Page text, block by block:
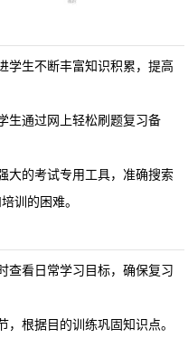
学生不断丰富知识积累，提高
生通过网上轻松刷题复习备
大的考试专用工具，准确搜索
训的困难。
查看日常学习目标，确保复习
根据目的训练巩固知识点。